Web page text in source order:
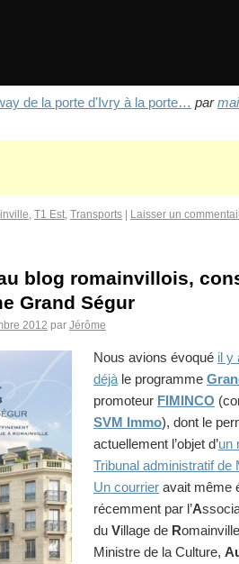
de la porte d'Ivry à la porte… par
, T1 Est, Transports Laisser un
blog romainvillois,
Grand Ségur
2012 par Jérôme
Nous avions évoqué il y
déjà le programme
promoteur FIMINCO
SVM Immo), dont le
actuellement l’objet d’un
Tribunal administratif de
Un courrier avait même
récemment par l’A
du Village de R
Ministre de la Culture,